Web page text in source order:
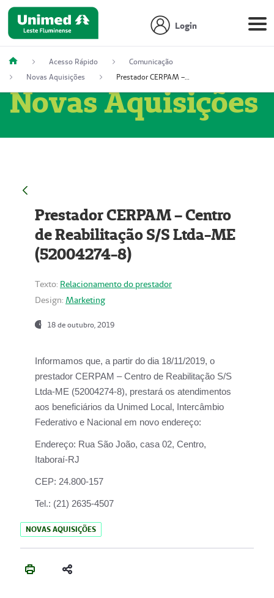
Login
Acesso Rápido
Comunicação
Novas Aquisições
Prestador CERPAM – Centro de Reabilitação S/S Ltda-ME (52004274-8)
Novas Aquisições
Prestador CERPAM – Centro
de Reabilitação S/S Ltda-ME
(52004274-8)
Texto: Relacionamento do prestador
Design: Marketing
18 de outubro, 2019
Informamos que, a partir do dia 18/11/2019, o
prestador CERPAM – Centro de Reabilitação S/S
Ltda-ME (52004274-8), prestará os atendimentos
aos beneficiários da Unimed Local, Intercâmbio
Federativo e Nacional em novo endereço:
Endereço: Rua São João, casa 02, Centro,
Itaboraí-RJ
CEP: 24.800-157
Tel.: (21) 2635-4507
NOVAS AQUISIÇÕES